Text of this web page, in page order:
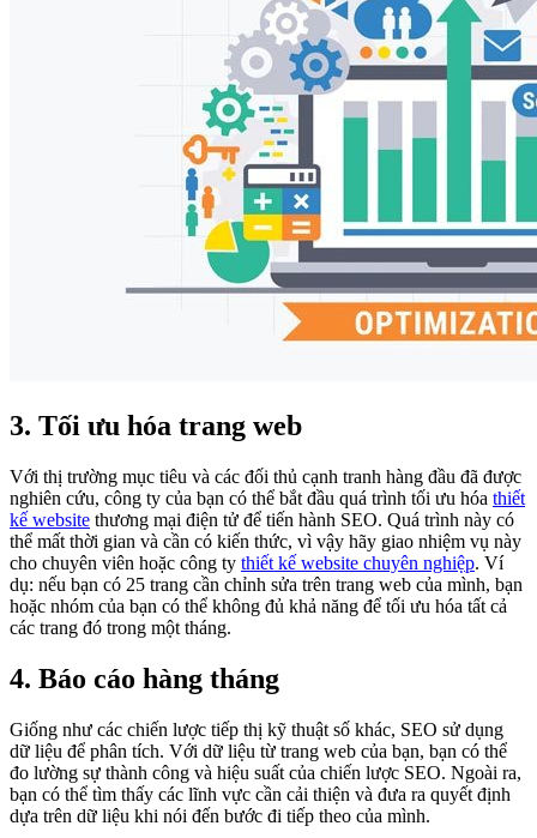
3. Tối ưu hóa trang web
Với thị trường mục tiêu và các đối thủ cạnh tranh hàng đầu đã được
nghiên cứu, công ty của bạn có thể bắt đầu quá trình tối ưu hóa thiết
kế website thương mại điện tử để tiến hành SEO. Quá trình này có
thể mất thời gian và cần có kiến thức, vì vậy hãy giao nhiệm vụ này
cho chuyên viên hoặc công ty thiết kế website chuyên nghiệp. Ví
dụ: nếu bạn có 25 trang cần chỉnh sửa trên trang web của mình, bạn
hoặc nhóm của bạn có thể không đủ khả năng để tối ưu hóa tất cả
các trang đó trong một tháng.
4. Báo cáo hàng tháng
Giống như các chiến lược tiếp thị kỹ thuật số khác, SEO sử dụng
dữ liệu để phân tích. Với dữ liệu từ trang web của bạn, bạn có thể
đo lường sự thành công và hiệu suất của chiến lược SEO. Ngoài ra,
bạn có thể tìm thấy các lĩnh vực cần cải thiện và đưa ra quyết định
dựa trên dữ liệu khi nói đến bước đi tiếp theo của mình.